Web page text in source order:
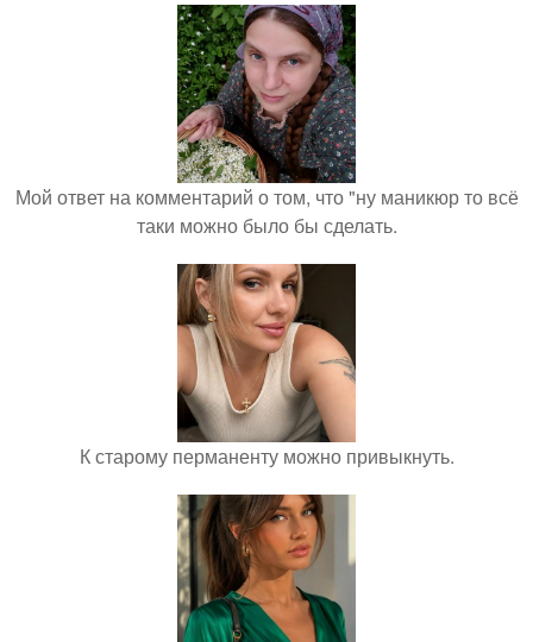
Мой ответ на комментарий о том, что "ну маникюр то всё
таки можно было бы сделать.
К старому перманенту можно привыкнуть.